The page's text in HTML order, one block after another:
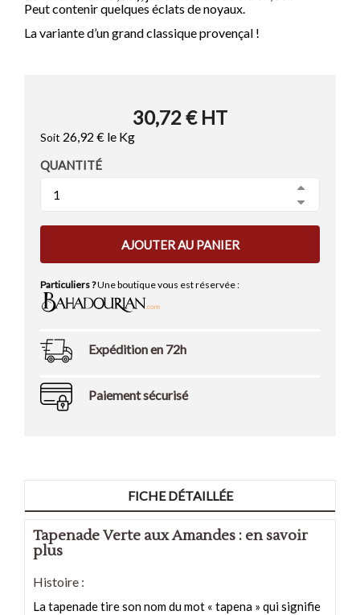
Les Gélatines
Les Epices des Continents
Les Epices Asiatiques
Les Epices du Proche Orient
Les Epices Indiennes
Voir tous les articles
Les Epices au Kg
Les Condiments
Les Extraits de Vanille
Les Eaux de Fleurs
Les Préparations pour Desserts
Les Matés
L'Italie
Peut contenir quelques éclats de noyaux.
La variante d’un grand classique provençal !
30,72 €HT
Soit 26,92 € le Kg
QUANTITÉ
AJOUTER AU PANIER
Particuliers ?Une boutique vous est réservée :
Expédition en 72h
Paiement sécurisé
FICHE DÉTAILLÉE
Tapenade Verte aux Amandes : en savoir
plus
Histoire :
La tapenade tire son nom du mot « tapena » qui signifie